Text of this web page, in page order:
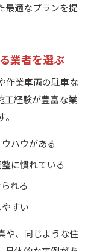
最適なプランを提
業者を選ぶ
作業車両の駐車な
工経験が豊富な業
ハウがある
に慣れている
れる
すい
や、同じような住